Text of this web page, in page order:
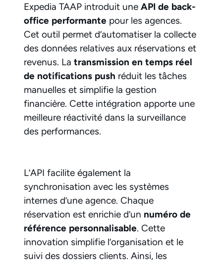
Expedia TAAP introduit une API de back-
office performante pour les agences.
Cet outil permet d’automatiser la collecte
des données relatives aux réservations et
revenus. La transmission en temps réel
de notifications push réduit les tâches
manuelles et simplifie la gestion
financière. Cette intégration apporte une
meilleure réactivité dans la surveillance
des performances.
L’API facilite également la
synchronisation avec les systèmes
internes d’une agence. Chaque
réservation est enrichie d’un numéro de
référence personnalisable. Cette
innovation simplifie l’organisation et le
suivi des dossiers clients. Ainsi, les